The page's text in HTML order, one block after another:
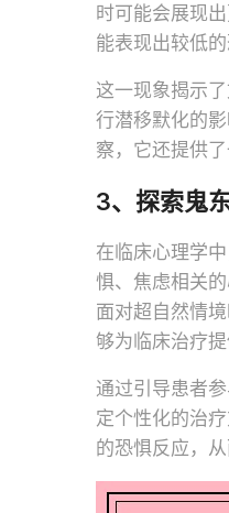
时可能会展现
能表现出较低的
这一现象揭示
行潜移默化的
察，它还提供
3、探索鬼
在临床心理学
惧、焦虑相关
面对超自然情
够为临床治疗提
通过引导患者
定个性化的治
的恐惧反应，